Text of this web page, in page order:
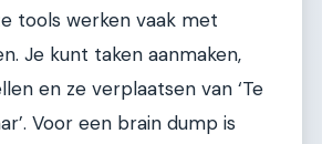
tools werken vaak met
Je kunt taken aanmaken,
en ze verplaatsen van ‘Te
Voor een brain dump is